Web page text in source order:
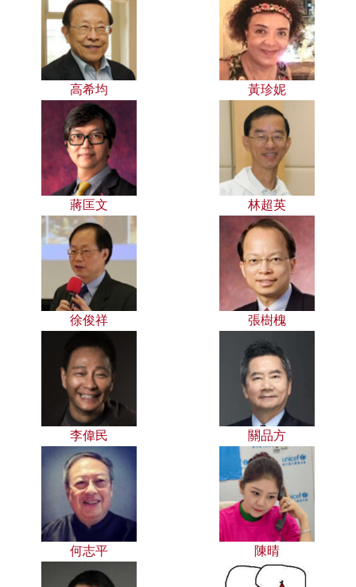
高希均 黃珍妮
蔣匡文 林超英
徐俊祥 張樹槐
李偉民 關品方
何志平 陳晴